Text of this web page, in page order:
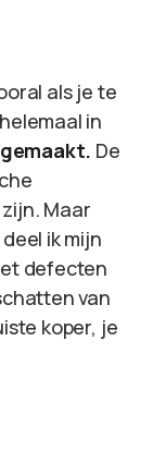
als je te
in
De
Maar
ik mijn
defecten
van
koper, je